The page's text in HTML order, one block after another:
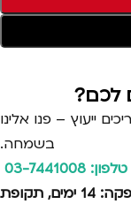
לכם?
ייעוץ – פנו אלינו
בשמחה.
03-7441008
משלוחים מהירים לכל הארץ, זמן אספקה: 14 ימים, תקופת